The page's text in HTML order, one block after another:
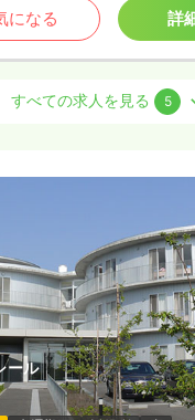
になる 詳
室)正看護師
日
4週8休以上 月給31万円
になる 詳
ート）
すべての求人を見る 5
ール